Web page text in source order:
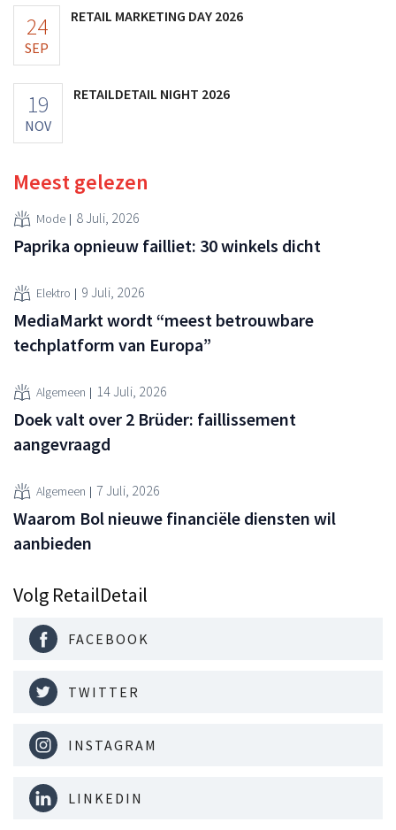
24
SEP
RETAIL MARKETING DAY 2026
19
NOV
RETAILDETAIL NIGHT 2026
Meest gelezen
Mode 8 Juli, 2026
Paprika opnieuw failliet: 30 winkels dicht
Elektro 9 Juli, 2026
MediaMarkt wordt “meest betrouwbare
techplatform van Europa”
Algemeen 14 Juli, 2026
Doek valt over 2 Brüder: faillissement
aangevraagd
Algemeen 7 Juli, 2026
Waarom Bol nieuwe financiële diensten wil
aanbieden
Volg RetailDetail
FACEBOOK
TWITTER
INSTAGRAM
LINKEDIN